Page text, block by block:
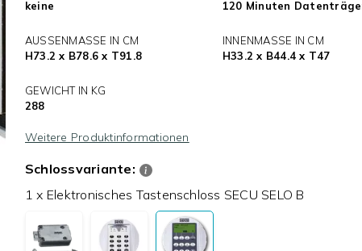
keine
120 Minuten
AUSSENMASSE IN CM
H73.2 x B78.6 x T91.8
INNENMASSE IN CM
H33.2 x B44.4 x T47
GEWICHT IN KG
288
Weitere Produktinformationen
Schlossvariante:
1 x Elektronisches Tastenschloss SECU SELO B